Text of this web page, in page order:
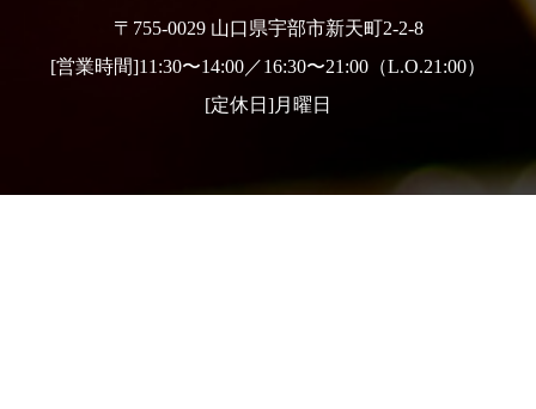
〒755-0029 山口県宇部市新天町2-2-8
[営業時間]11:30〜14:00／16:30〜21:00（L.O.21:00）
[定休日]月曜日